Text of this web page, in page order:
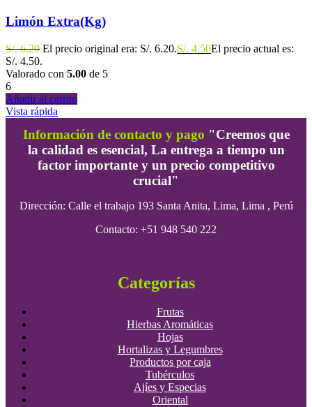
Limón Extra(Kg)
S/.6.20 El precio original era: S/. 6.20.S/. 4.50El precio actual es:
S/. 4.50.
Valorado con 5.00 de 5
6
Añadir al carrito
Vista rápida
Información de contacto y pago "Creemos que
la calidad es esencial, La entrega a tiempo un
factor importante y un precio competitivo
crucial"
Dirección: Calle el trabajo 193 Santa Anita, Lima, Lima , Perú
Contacto: +51 948 540 222
Categorías
Frutas
Hierbas Aromáticas
Hojas
Hortalizas y Legumbres
Productos por caja
Tubérculos
Ajíes y Especias
Oriental